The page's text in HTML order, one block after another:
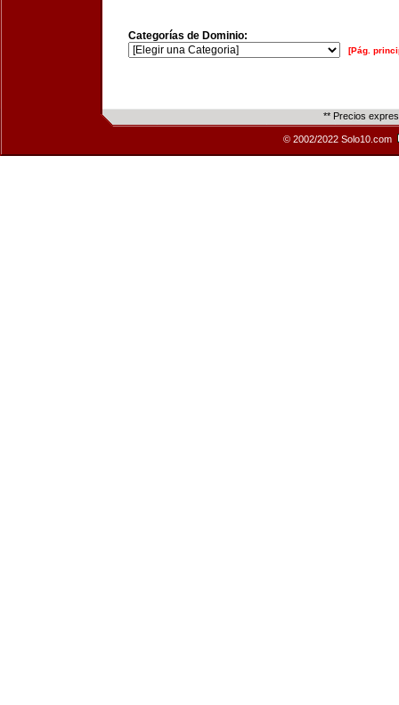
Categorías de Dominio:
[Pág.
** Precios
© 2002/2022 Solo10.com